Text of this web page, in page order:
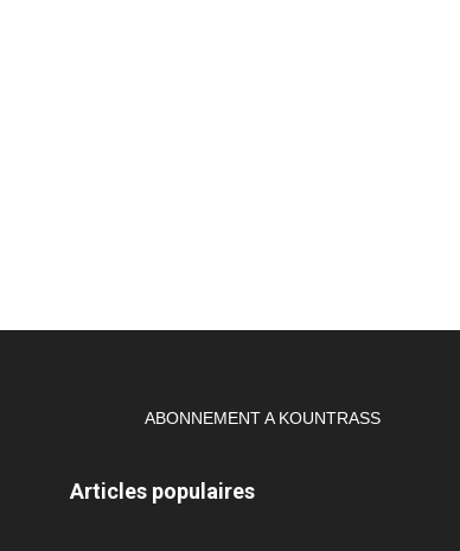
ABONNEMENT A KOUNTRASS
Articles populaires